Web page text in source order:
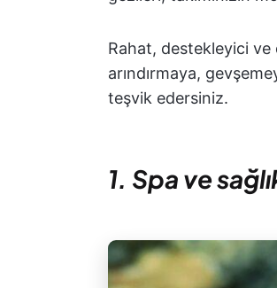
Rahat, destekleyici ve
arındırmaya,
teşvik edersiniz.
1. Spa ve